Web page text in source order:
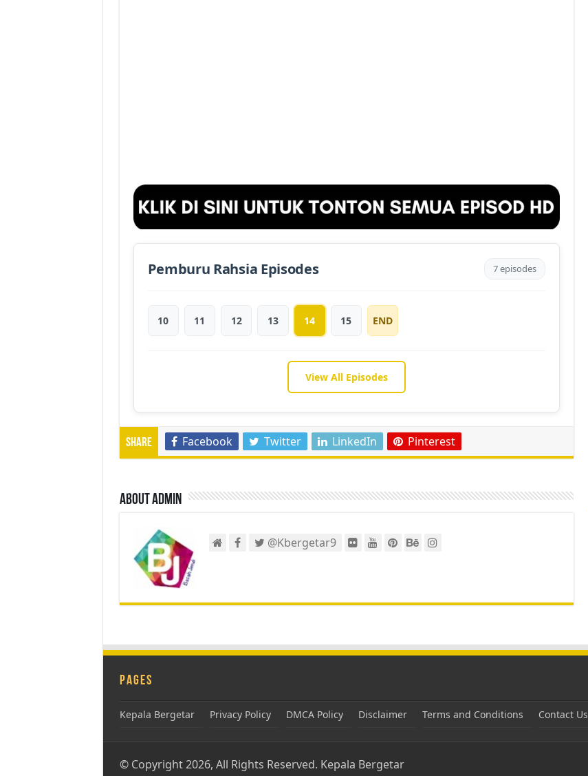
Pemburu Rahsia Episodes 7 episodes
10 11 12 13 14 15 END
View All Episodes
Share Facebook Twitter LinkedIn Pinterest
About admin
@Kbergetar9
Pages
Kepala Bergetar Privacy Policy DMCA Policy Disclaimer Terms and Conditions Contact Us
© Copyright 2026, All Rights Reserved. Kepala Bergetar